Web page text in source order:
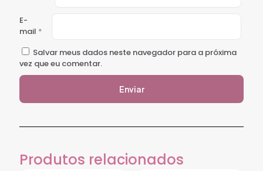
E-
mail *
Salvar meus dados neste navegador para a próxima
vez que eu comentar.
Produtos relacionados